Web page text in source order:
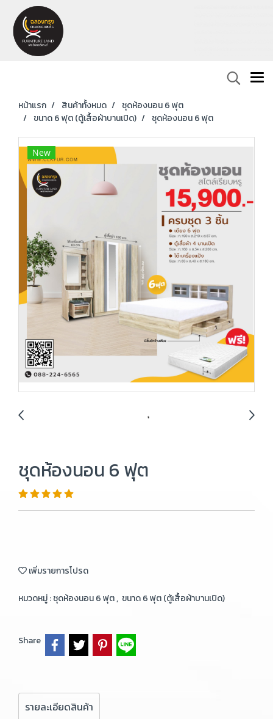
หน้าแรก สินค้าทั้งหมด
ชุดห้องนอน 6 ฟุต
ขนาด 6 ฟุต (ตู้เสื้อผ้าบานเปิด)
ชุดห้องนอน 6 ฟุต
New
ชุดห้องนอน 6 ฟุต
เพิ่มรายการโปรด
หมวดหมู่ :ชุดห้องนอน 6 ฟุต, ขนาด 6 ฟุต (ตู้เสื้อผ้าบานเปิด)
Share
รายละเอียดสินค้า